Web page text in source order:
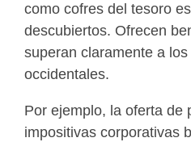
como cofres del tesoro
descubiertos. Ofrecen
superan claramente a
occidentales.
Por ejemplo, la oferta de
impositivas corporativas